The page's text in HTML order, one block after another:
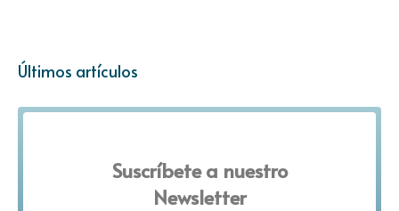
Últimos artículos
Suscríbete a nuestro
Newsletter